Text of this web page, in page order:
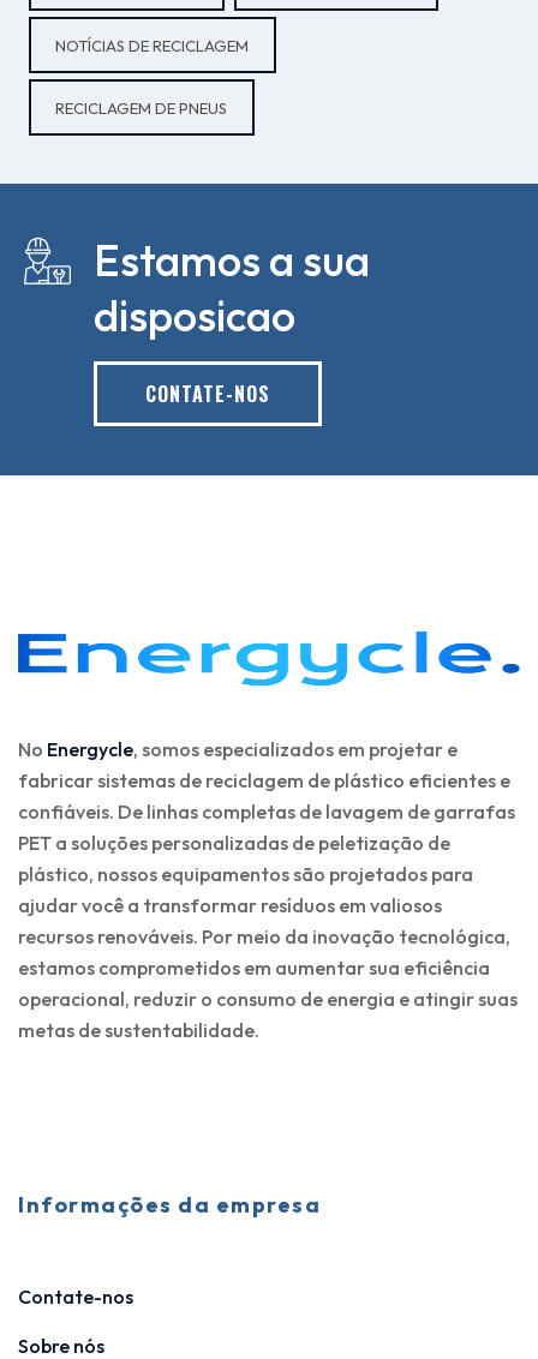
NOTÍCIAS DE RECICLAGEM
RECICLAGEM DE PNEUS
Estamos a sua
disposicao
CONTATE-NOS
No Energycle, somos especializados em projetar e
fabricar sistemas de reciclagem de plástico eficientes e
confiáveis. De linhas completas de lavagem de garrafas
PET a soluções personalizadas de peletização de
plástico, nossos equipamentos são projetados para
ajudar você a transformar resíduos em valiosos
recursos renováveis. Por meio da inovação tecnológica,
estamos comprometidos em aumentar sua eficiência
operacional, reduzir o consumo de energia e atingir suas
metas de sustentabilidade.
Informações da empresa
Contate-nos
Sobre nós